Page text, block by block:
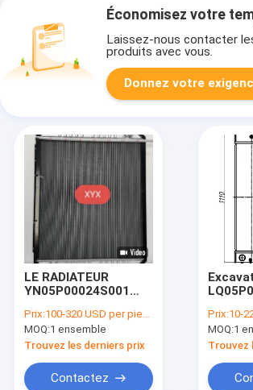
Économisez votre
Laissez-nous contacter
produits avec vous.
Donnez votre
LE RADIATEUR
YN05P00024S001
SK200-6 SK210-6
SK230-6 SK250-6
SK200-5.5
Prix:100-320 USD per piece
MOQ:1 ensemble
Trouvez les derniers prix
Contactez
Prix:10-
MOQ:1
Trouvez